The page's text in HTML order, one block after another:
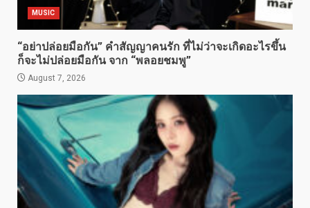
MUSIC
“อย่าปล่อยมือกัน” คำสัญญาคนรัก ที่ไม่ว่าจะเกิดอะไรขึ้น
ก็จะไม่ปล่อยมือกัน จาก “พลอยชมพู”
August 7, 2026